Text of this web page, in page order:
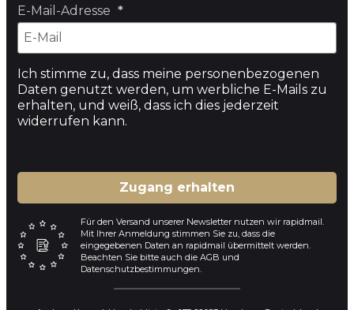
E-Mail-Adresse
Ich stimme zu, dass meine personenbezogenen
Daten genutzt werden, um werbliche E-Mails zu
erhalten, und weiß, dass ich dies jederzeit
widerrufen kann.
Zugang erhalten
Für den Versand unserer Newsletter nutzen wir rapidmail.
Mit Ihrer Anmeldung stimmen Sie zu, dass die
eingegebenen Daten an rapidmail übermittelt werden.
Beachten Sie bitte auch die AGB und
Datenschutzbestimmungen.